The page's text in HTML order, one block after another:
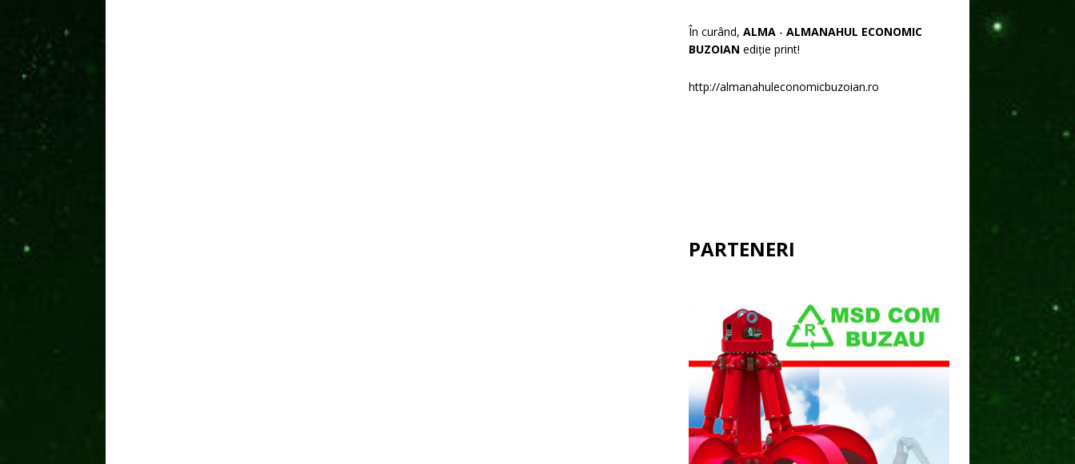
În curând, ALMA - ALMANAHUL ECONOMIC
BUZOIAN ediție print!
http://almanahuleconomicbuzoian.ro
PARTENERI